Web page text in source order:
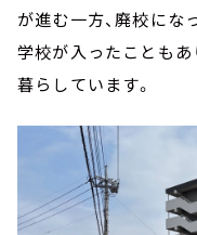
が進む一方、廃校に
学校が入ったことも
暮らしています。